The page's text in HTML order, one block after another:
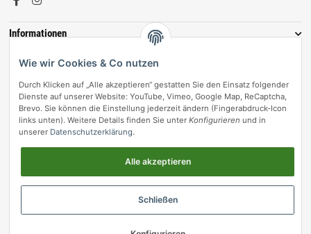
Informationen
Zahlungsmöglichkeiten
Vertrag widerrufen
Wie wir Cookies & Co nutzen
Durch Klicken auf „Alle akzeptieren“ gestatten Sie den Einsatz folgender
Dienste auf unserer Website: YouTube, Vimeo, Google Map, ReCaptcha,
Brevo. Sie können die Einstellung jederzeit ändern (Fingerabdruck-Icon
links unten). Weitere Details finden Sie unter Konfigurieren und in
unserer Datenschutzerklärung.
Alle akzeptieren
Schließen